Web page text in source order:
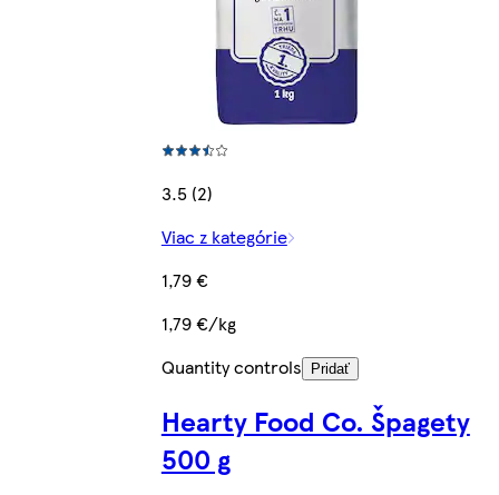
3.5 (2)
Viac z kategórie
1,79 €
1,79 €/kg
Quantity controls
Pridať
Hearty Food Co. Špagety
500 g